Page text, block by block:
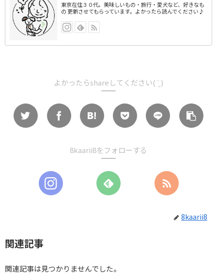
東京在住３０代。美味しいもの・旅行・愛犬など、好きなも
の 更新させてもらっています。よかったら読んでください♪
よかったらshareしてください( ¨̮ )
8kaarii8をフォローする
8kaarii8
関連記事
関連記事は見つかりませんでした。